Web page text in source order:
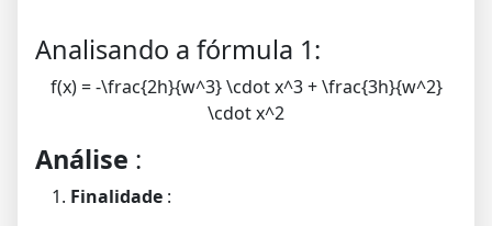
Analisando a fórmula 1:
f(x) = -\frac{2h}{w^3} \cdot x^3 + \frac{3h}{w^2}
\cdot x^2
Análise :
Finalidade :